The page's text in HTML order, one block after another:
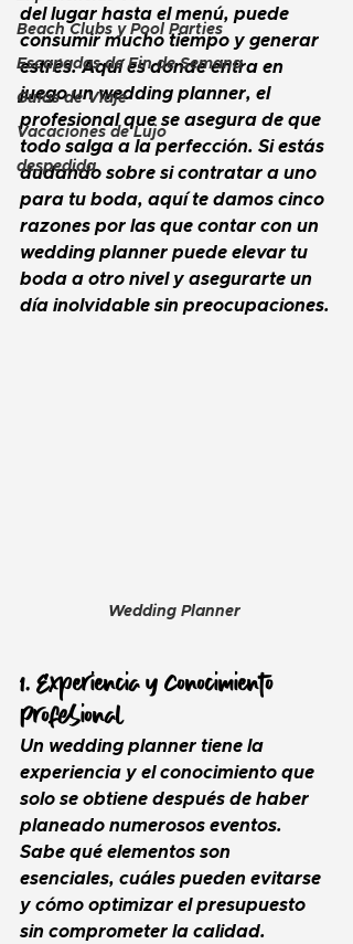
Beach Clubs y Pool Parties
Escapadas de Fin de Semana
Guías de Viaje
Vacaciones de Lujo
despedida
del lugar hasta el menú, puede
consumir mucho tiempo y generar
estrés. Aquí es donde entra en
juego un wedding planner, el
profesional que se asegura de que
todo salga a la perfección. Si estás
dudando sobre si contratar a uno
para tu boda, aquí te damos cinco
razones por las que contar con un
wedding planner puede elevar tu
boda a otro nivel y asegurarte un
día inolvidable sin preocupaciones.
Wedding Planner
1. Experiencia y Conocimiento
Profesional
Un wedding planner tiene la
experiencia y el conocimiento que
solo se obtiene después de haber
planeado numerosos eventos.
Sabe qué elementos son
esenciales, cuáles pueden evitarse
y cómo optimizar el presupuesto
sin comprometer la calidad.